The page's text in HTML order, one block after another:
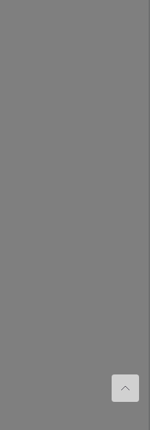
законом. © 2008-2026 ООО
конструкций и другого
каждый раз, когда оставляете
связи на сайте prom23.ru и его
технологии.